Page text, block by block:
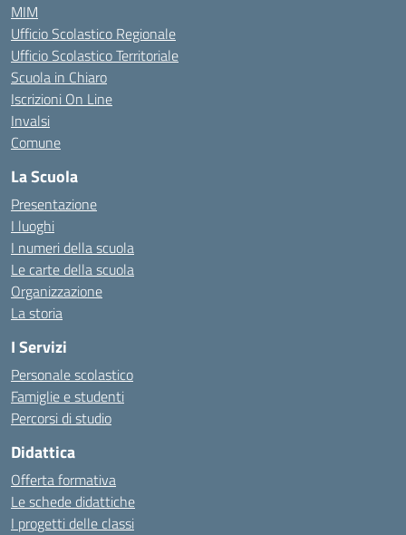
MIM
Ufficio Scolastico Regionale
Ufficio Scolastico Territoriale
Scuola in Chiaro
Iscrizioni On Line
Invalsi
Comune
La Scuola
Presentazione
I luoghi
I numeri della scuola
Le carte della scuola
Organizzazione
La storia
I Servizi
Personale scolastico
Famiglie e studenti
Percorsi di studio
Didattica
Offerta formativa
Le schede didattiche
I progetti delle classi